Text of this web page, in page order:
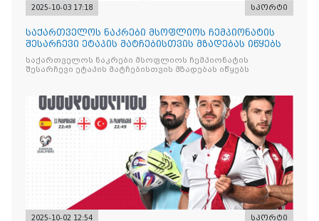
2025-10-03 17:18 სპორტი
საქართველოს ნაკრები მსოფლიოს ჩემპიონატის
შესარჩევი ეტაპის მატჩებისთვის მზადებას იწყებს
საქართველოს ნაკრები მსოფლიოს ჩემპიონატის
შესარჩევი ეტაპის მატჩებისთვის მზადებას იწყებს
2025-10-02 12:54 სპორტი